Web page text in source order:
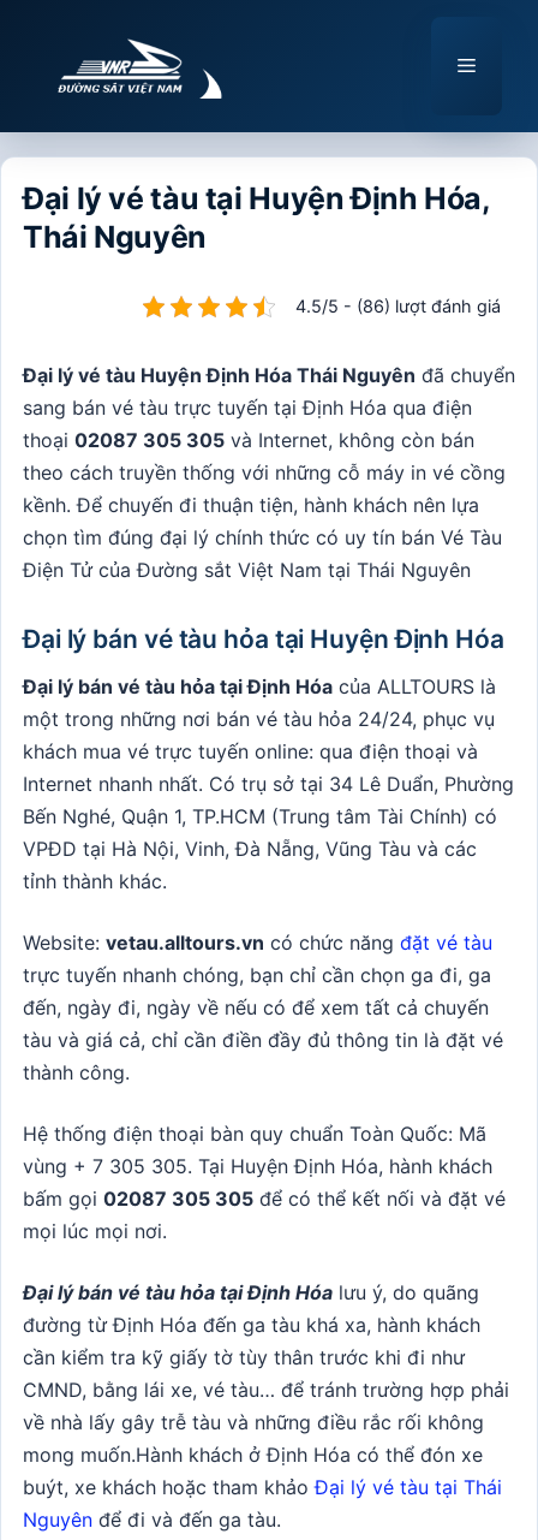
Menu
Đại lý vé tàu tại Huyện Định Hóa,
Thái Nguyên
4.5/5 - (86) lượt đánh giá
Đại lý vé tàu Huyện Định Hóa Thái Nguyên đã chuyển
sang bán vé tàu trực tuyến tại Định Hóa qua điện
thoại 02087 305 305 và Internet, không còn bán
theo cách truyền thống với những cỗ máy in vé cồng
kềnh. Để chuyến đi thuận tiện, hành khách nên lựa
chọn tìm đúng đại lý chính thức có uy tín bán Vé Tàu
Điện Tử của Đường sắt Việt Nam tại Thái Nguyên
Đại lý bán vé tàu hỏa tại Huyện Định Hóa
Đại lý bán vé tàu hỏa tại Định Hóa của ALLTOURS là
một trong những nơi bán vé tàu hỏa 24/24, phục vụ
khách mua vé trực tuyến online: qua điện thoại và
Internet nhanh nhất. Có trụ sở tại 34 Lê Duẩn, Phường
Bến Nghé, Quận 1, TP.HCM (Trung tâm Tài Chính) có
VPĐD tại Hà Nội, Vinh, Đà Nẵng, Vũng Tàu và các
tỉnh thành khác.
Website: vetau.alltours.vn có chức năng đặt vé tàu
trực tuyến nhanh chóng, bạn chỉ cần chọn ga đi, ga
đến, ngày đi, ngày về nếu có để xem tất cả chuyến
tàu và giá cả, chỉ cần điền đầy đủ thông tin là đặt vé
thành công.
Hệ thống điện thoại bàn quy chuẩn Toàn Quốc: Mã
vùng + 7 305 305. Tại Huyện Định Hóa, hành khách
bấm gọi 02087 305 305 để có thể kết nối và đặt vé
mọi lúc mọi nơi.
Đại lý bán vé tàu hỏa tại Định Hóa lưu ý, do quãng
đường từ Định Hóa đến ga tàu khá xa, hành khách
cần kiểm tra kỹ giấy tờ tùy thân trước khi đi như
CMND, bằng lái xe, vé tàu… để tránh trường hợp phải
về nhà lấy gây trễ tàu và những điều rắc rối không
mong muốn.Hành khách ở Định Hóa có thể đón xe
buýt, xe khách hoặc tham khảoĐại lý vé tàu tại Thái
Nguyên để đi và đến ga tàu.